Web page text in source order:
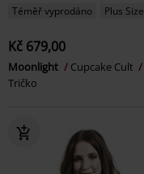
Téměř vyprodáno Plus Size
Kč 679,00
Moonlight
Cupcake Cult
Tričko